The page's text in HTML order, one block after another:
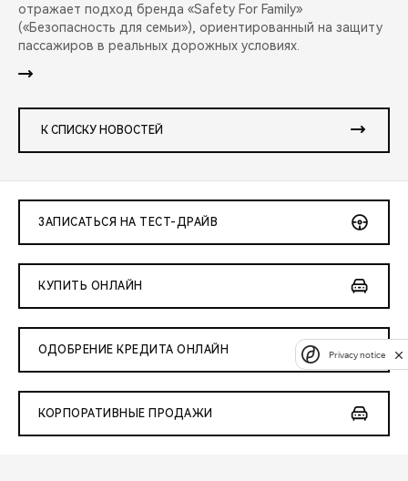
отражает подход бренда «Safety For Family»
(«Безопасность для семьи»), ориентированный на защиту
пассажиров в реальных дорожных условиях.
К СПИСКУ НОВОСТЕЙ
ЗАПИСАТЬСЯ НА ТЕСТ-ДРАЙВ
КУПИТЬ ОНЛАЙН
ОДОБРЕНИЕ КРЕДИТА ОНЛАЙН
КОРПОРАТИВНЫЕ ПРОДАЖИ
Privacy notice